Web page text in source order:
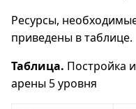
Ресурсы,
приведены в таблице.
Таблица. Постройка
арены 5 уровня